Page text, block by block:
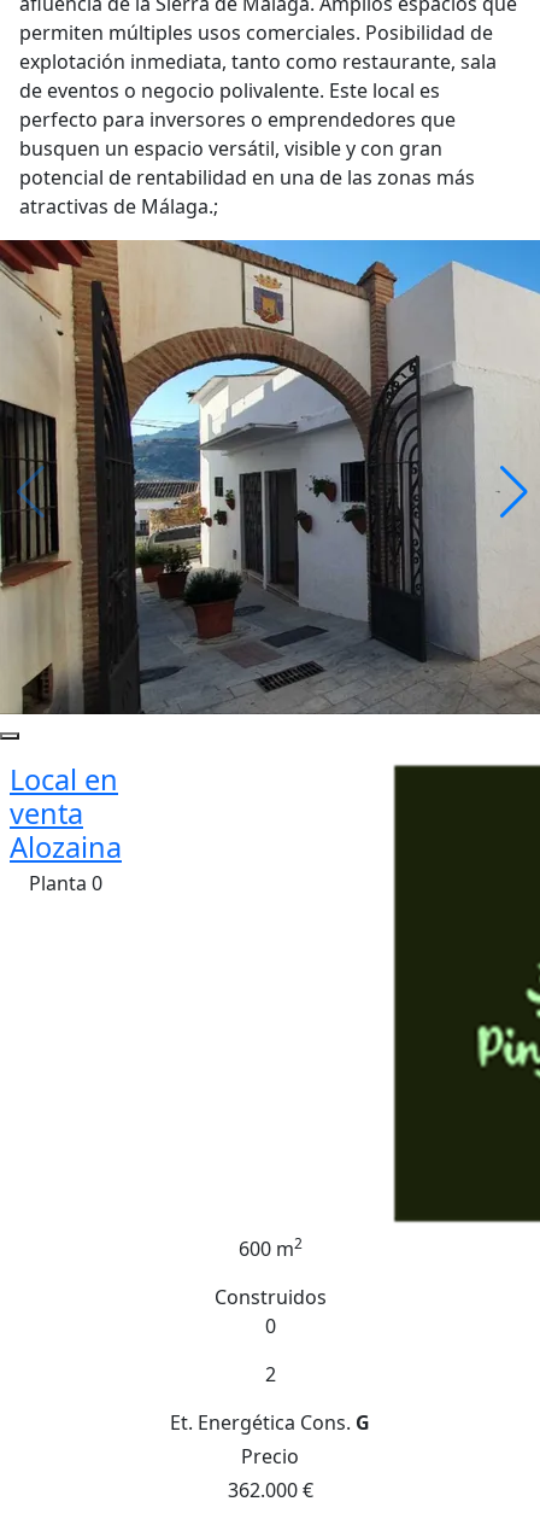
permiten múltiples usos comerciales. Posibilidad de
explotación inmediata, tanto como restaurante, sala
de eventos o negocio polivalente. Este local es
perfecto para inversores o emprendedores que
busquen un espacio versátil, visible y con gran
potencial de rentabilidad en una de las zonas más
atractivas de Málaga.;
Local en
venta
Alozaina
Planta 0
600 m2
Construidos
0
2
Et. Energética Cons. G
Precio
362.000 €